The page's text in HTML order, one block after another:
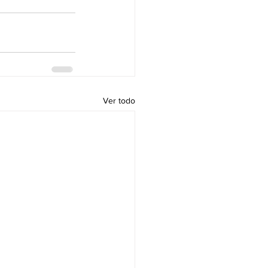
Ver todo